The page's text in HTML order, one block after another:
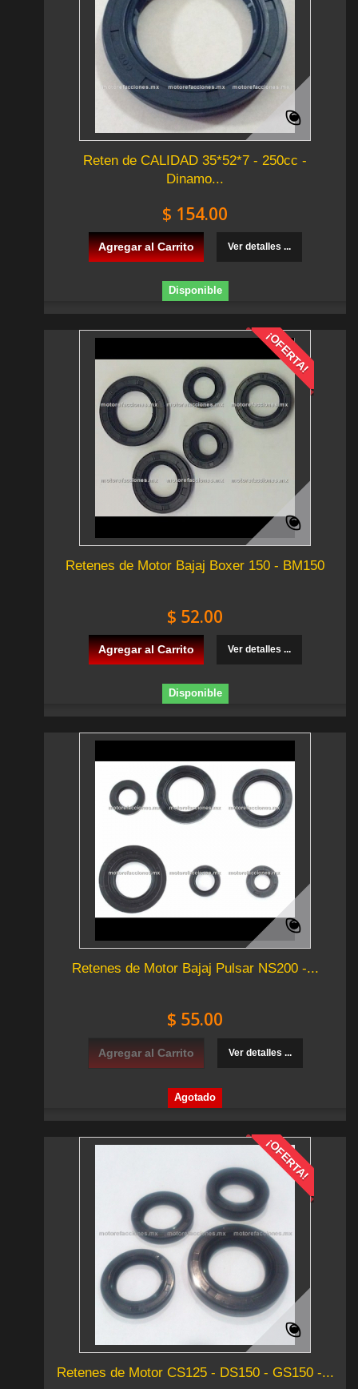
Reten de CALIDAD 35*52*7 - 250cc -
Dinamo...
$ 154.00
Agregar al Carrito Ver detalles ...
Disponible
¡OFERTA!
Retenes de Motor Bajaj Boxer 150 - BM150
$ 52.00
Agregar al Carrito Ver detalles ...
Disponible
Retenes de Motor Bajaj Pulsar NS200 -...
$ 55.00
Agregar al Carrito Ver detalles ...
Agotado
¡OFERTA!
Retenes de Motor CS125 - DS150 - GS150 -...